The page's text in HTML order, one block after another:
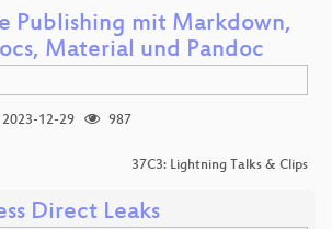
Publishing mit Markdown,
Material und Pandoc
2023-12-29
987
37C3: Lightning Talks & Clips
Direct Leaks